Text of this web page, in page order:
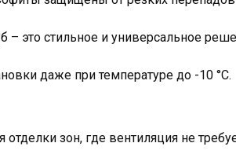
– это стильное и универсальное
даже при температуре до -10 °C.
зон, где вентиляция не